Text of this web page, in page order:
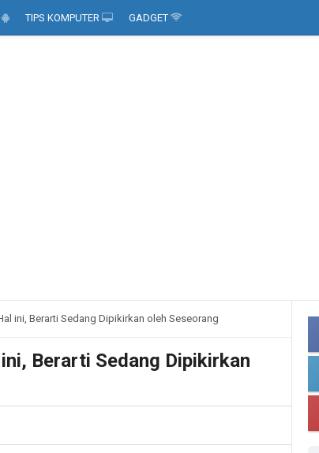
TIPS KOMPUTER GADGET
ini, Berarti Sedang Dipikirkan oleh Seseorang
Berarti Sedang Dipikirkan